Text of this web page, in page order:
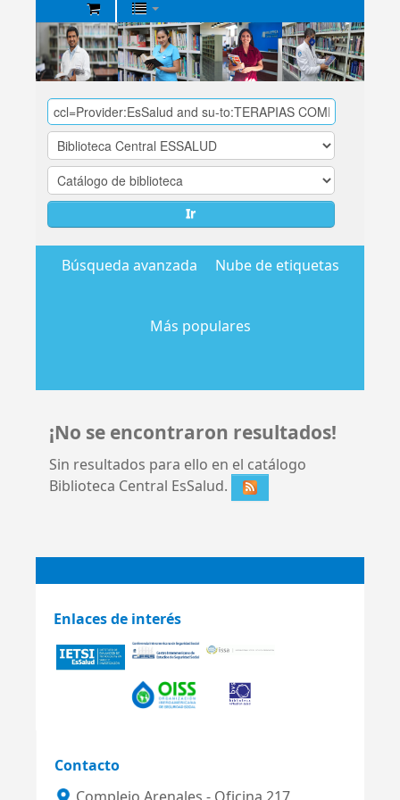
Biblioteca
Central
EsSalud
Ir
Búsqueda avanzada Nube de etiquetas
Más populares
¡No se encontraron resultados!
Sin resultados para ello en el catálogo
Biblioteca Central EsSalud.
Enlaces de interés
Contacto